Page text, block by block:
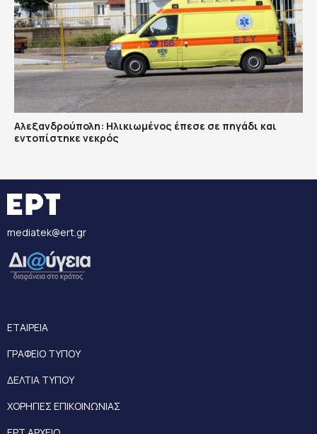
Αλεξανδρούπολη: Ηλικιωμένος έπεσε σε πηγάδι και
εντοπίστηκε νεκρός
mediatek@ert.gr
ΕΤΑΙΡΕΙΑ
ΓΡΑΦΕΙΟ ΤΥΠΟΥ
ΔΕΛΤΙΑ ΤΥΠΟΥ
ΧΟΡΗΓΙΕΣ ΕΠΙΚΟΙΝΩΝΙΑΣ